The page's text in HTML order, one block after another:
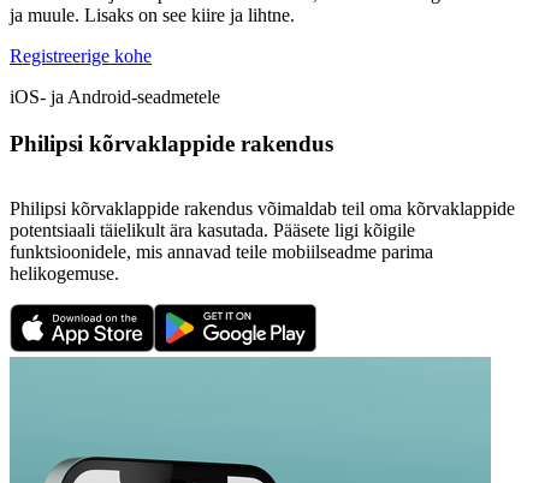
ja muule. Lisaks on see kiire ja lihtne.
Registreerige kohe
iOS- ja Android-seadmetele
Philipsi kõrvaklappide rakendus
Philipsi kõrvaklappide rakendus võimaldab teil oma kõrvaklappide
potentsiaali täielikult ära kasutada. Pääsete ligi kõigile
funktsioonidele, mis annavad teile mobiilseadme parima
helikogemuse.